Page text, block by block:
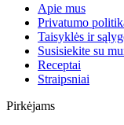
Apie mus
Privatumo
Taisyklės ir
Susisiekite su
Receptai
Straipsniai
Pirkėjams